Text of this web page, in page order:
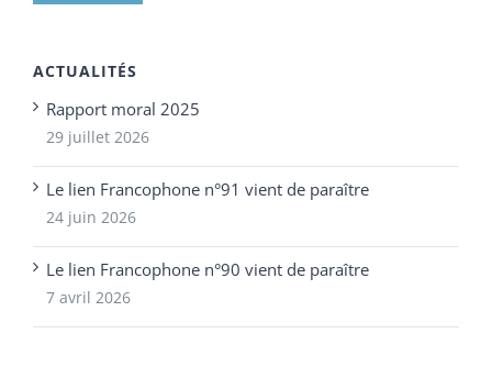
ACTUALITÉS
Rapport moral 2025
29 juillet 2026
Le lien Francophone n°91 vient de paraître
24 juin 2026
Le lien Francophone n°90 vient de paraître
7 avril 2026